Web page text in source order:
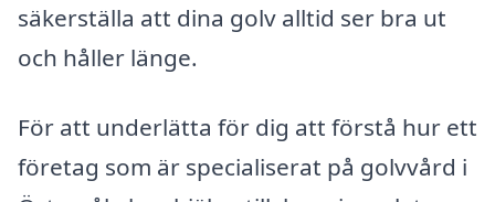
säkerställa att dina golv alltid ser bra ut
och håller länge.
För att underlätta för dig att förstå hur ett
företag som är specialiserat på golvvård i